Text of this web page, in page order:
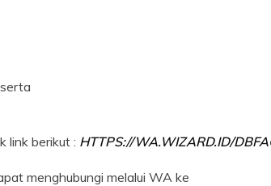
link berikut : HTTPS://WA.WIZARD.ID/
menghubungi melalui WA ke